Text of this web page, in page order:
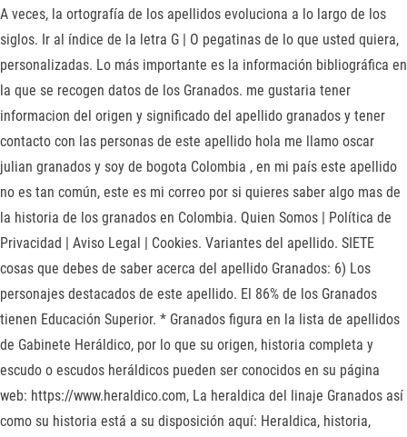
A veces, la ortografía de los apellidos evoluciona a lo largo de los
siglos. Ir al índice de la letra G | O pegatinas de lo que usted quiera,
personalizadas. Lo más importante es la información bibliográfica en
la que se recogen datos de los Granados. me gustaria tener
informacion del origen y significado del apellido granados y tener
contacto con las personas de este apellido hola me llamo oscar
julian granados y soy de bogota Colombia , en mi país este apellido
no es tan común, este es mi correo por si quieres saber algo mas de
la historia de los granados en Colombia. Quien Somos | Política de
Privacidad | Aviso Legal | Cookies. Variantes del apellido. SIETE
cosas que debes de saber acerca del apellido Granados: 6) Los
personajes destacados de este apellido. El 86% de los Granados
tienen Educación Superior. * Granados figura en la lista de apellidos
de Gabinete Heráldico, por lo que su origen, historia completa y
escudo o escudos heráldicos pueden ser conocidos en su página
web: https://www.heraldico.com, La heraldica del linaje Granados así
como su historia está a su disposición aquí: Heraldica, historia,